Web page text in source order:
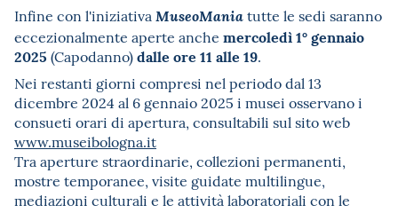
Infine con l'iniziativa MuseoManiatutte le sedi saranno
eccezionalmente aperte anche mercoledì 1° gennaio
2025 (Capodanno)dalle ore 11 alle 19.
Nei restanti giorni compresi nel periodo dal 13
dicembre 2024 al 6 gennaio 2025 i musei osservano i
consueti orari di apertura, consultabili sul sito web
www.museibologna.it
Tra aperture straordinarie, collezioni permanenti,
mostre temporanee, visite guidate multilingue,
mediazioni culturali e le attività laboratoriali con le